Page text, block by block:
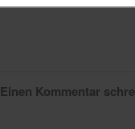
Einen Kommentar